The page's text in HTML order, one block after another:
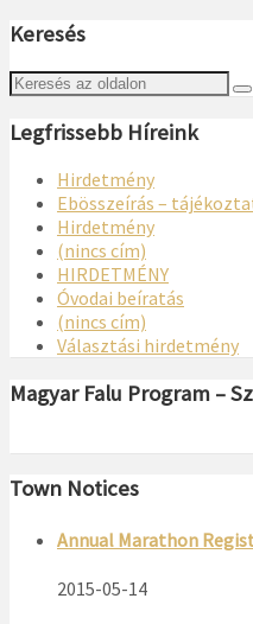
Keresés
Legfrissebb Híreink
Hirdetmény
Ebösszeírás –
Hirdetmény
(nincs cím)
HIRDETMÉNY
Óvodai beíratás
(nincs cím)
Választási hirdetmény
Magyar Falu Program –
Town Notices
Annual Marathon
2015-05-14